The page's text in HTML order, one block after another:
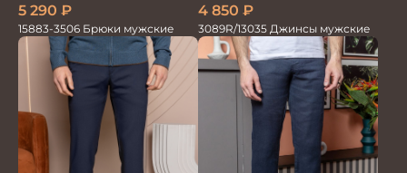
5 290 ₽
15883-3506 Брюки мужские
4 850 ₽
3089R/13035 Джинсы мужские